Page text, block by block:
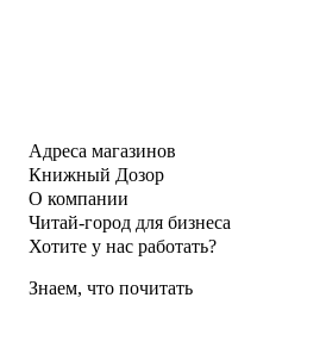
Адреса магазинов
Книжный Дозор
О компании
Читай-город для бизнеса
Хотите у нас работать?
Знаем, что почитать